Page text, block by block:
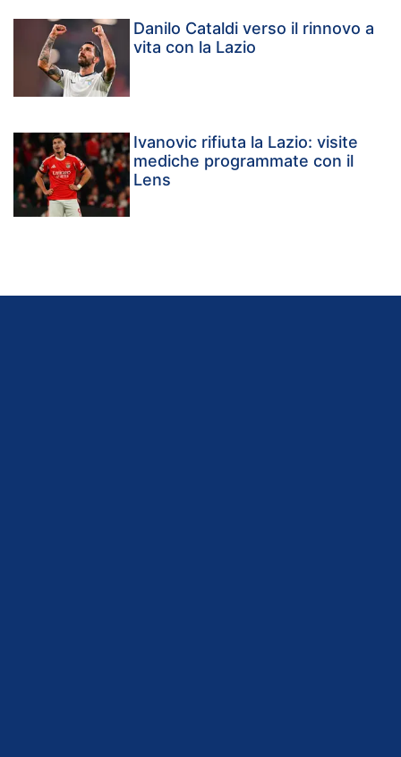
Danilo Cataldi verso il rinnovo a
vita con la Lazio
Ivanovic rifiuta la Lazio: visite
mediche programmate con il
Lens